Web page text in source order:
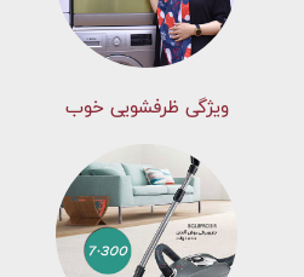
ویژگی ظرفشویی خوب